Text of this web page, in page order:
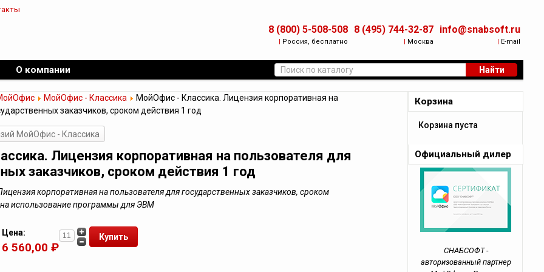
8 (800) 5-508-508
| Россия, бесплатно
8 (495) 744-32-87
| Москва
info@snabsoft.ru
| E-mail
О компании Найти
МойОфис - Классика
МойОфис - Классика. Лицензия корпоративная на
заказчиков, сроком действия 1 год
МойОфис - Классика
Лицензия корпоративная на пользователя для
заказчиков, сроком действия 1 год
корпоративная на пользователя для государственных заказчиков, сроком
на использование программы для ЭВМ
Цена:
6 560,00 ₽
Корзина
Корзина пуста
Официальный дилер
СНАБСОФТ -
авторизованный партнер